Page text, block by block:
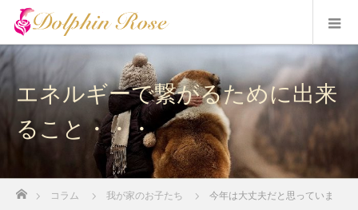
エネルギーで繋がるために出来
ること・・・
コラム 我が家のお子たち
今年は大丈夫だと思っていま